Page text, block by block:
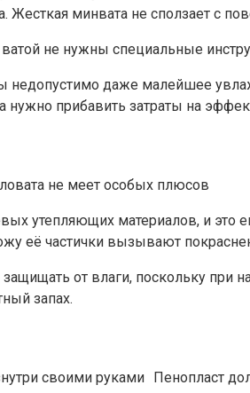
Жесткая минвата не сползает с
не нужны специальные
даже малейшее
нужно прибавить затраты на
не меет особых плюсов
утепляющих материалов, и это
её частички вызывают
от влаги, поскольку при
запах.
Пенопласт